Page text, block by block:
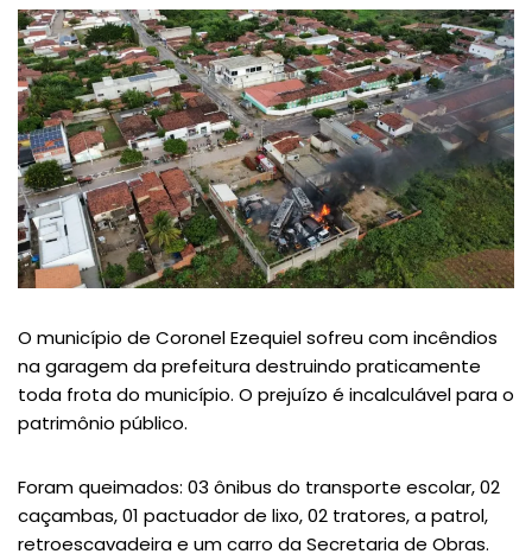
O município de Coronel Ezequiel sofreu com incêndios
na garagem da prefeitura destruindo praticamente
toda frota do município. O prejuízo é incalculável para o
patrimônio público.
Foram queimados: 03 ônibus do transporte escolar, 02
caçambas, 01 pactuador de lixo, 02 tratores, a patrol,
retroescavadeira e um carro da Secretaria de Obras.